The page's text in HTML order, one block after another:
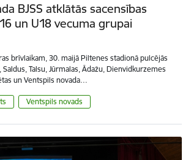
BJSS atklātās sacensības
un U18 vecuma grupai
brīvlaikam, 30. maijā Piltenes stadionā pulcējās
Talsu, Jūrmalas, Ādažu, Dienvidkurzemes
un Ventspils novada…
Ventspils novads